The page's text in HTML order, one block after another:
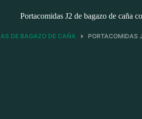
Portacomidas J2 de bagazo de caña
DE BAGAZO DE CAÑA PORTACOMIDAS